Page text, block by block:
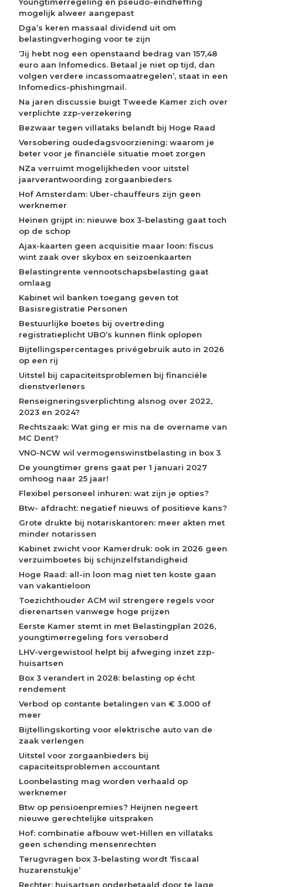
mogelijk alweer aangepast
Dga’s keren massaal dividend uit om
belastingverhoging voor te zijn
‘Jij hebt nog een openstaand bedrag van 157,48
euro aan Infomedics. Betaal je niet op tijd, dan
volgen verdere incassomaatregelen’, staat in een
Infomedics-phishingmail.
Na jaren discussie buigt Tweede Kamer zich over
verplichte zzp-verzekering
Bezwaar tegen villataks belandt bij Hoge Raad
Versobering oudedagsvoorziening: waarom je
beter voor je financiële situatie moet zorgen
NZa verruimt mogelijkheden voor uitstel
jaarverantwoording zorgaanbieders
Hof Amsterdam: Uber-chauffeurs zijn geen
werknemer
Heinen grijpt in: nieuwe box 3-belasting gaat toch
op de schop
Ajax-kaarten geen acquisitie maar loon: fiscus
wint zaak over skybox en seizoenkaarten
Belastingrente vennootschapsbelasting gaat
omlaag
Kabinet wil banken toegang geven tot
Basisregistratie Personen
Bestuurlijke boetes bij overtreding
registratieplicht UBO’s kunnen flink oplopen
Bijtellingspercentages privégebruik auto in 2026
op een rij
Uitstel bij capaciteitsproblemen bij financiële
dienstverleners
Renseigneringsverplichting alsnog over 2022,
2023 en 2024?
Rechtszaak: Wat ging er mis na de overname van
MC Dent?
VNO-NCW wil vermogenswinstbelasting in box 3
De youngtimer grens gaat per 1 januari 2027
omhoog naar 25 jaar!
Flexibel personeel inhuren: wat zijn je opties?
Btw- afdracht: negatief nieuws of positieve kans?
Grote drukte bij notariskantoren: meer akten met
minder notarissen
Kabinet zwicht voor Kamerdruk: ook in 2026 geen
verzuimboetes bij schijnzelfstandigheid
Hoge Raad: all-in loon mag niet ten koste gaan
van vakantieloon
Toezichthouder ACM wil strengere regels voor
dierenartsen vanwege hoge prijzen
Eerste Kamer stemt in met Belastingplan 2026,
youngtimerregeling fors versoberd
LHV-vergewistool helpt bij afweging inzet zzp-
huisartsen
Box 3 verandert in 2028: belasting op écht
rendement
Verbod op contante betalingen van € 3.000 of
meer
Bijtellingskorting voor elektrische auto van de
zaak verlengen
Uitstel voor zorgaanbieders bij
capaciteitsproblemen accountant
Loonbelasting mag worden verhaald op
werknemer
Btw op pensioenpremies? Heijnen negeert
nieuwe gerechtelijke uitspraken
Hof: combinatie afbouw wet-Hillen en villataks
geen schending mensenrechten
Terugvragen box 3-belasting wordt ‘fiscaal
huzarenstukje’
Rechter: huisartsen onderbetaald door te lage